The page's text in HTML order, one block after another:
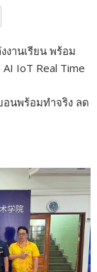
านเรียน พร้อม
AI IoT Real Time
อนพร้อมทำจริง ลด